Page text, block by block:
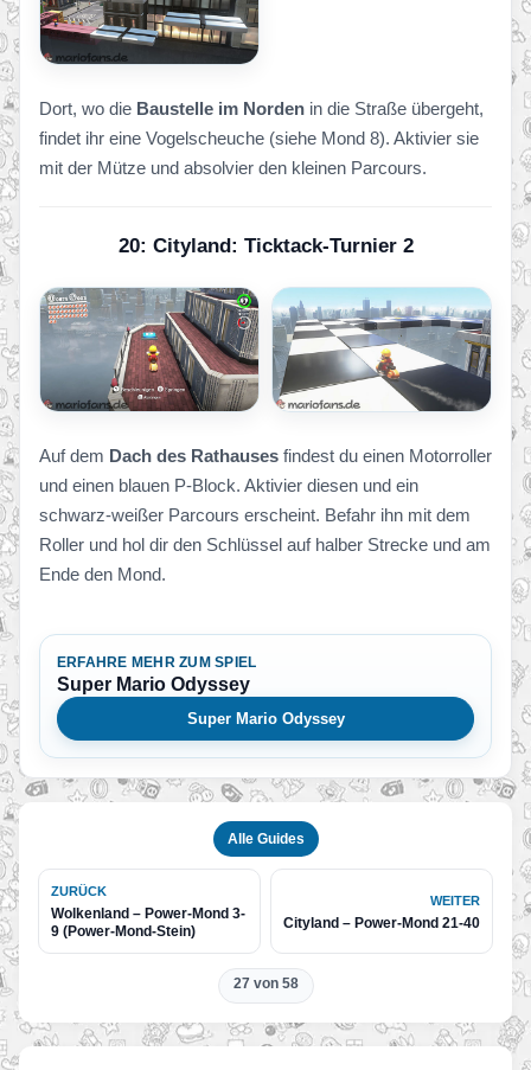
Dort, wo die Baustelle im Norden in die Straße übergeht,
findet ihr eine Vogelscheuche (siehe Mond 8). Aktivier sie
mit der Mütze und absolvier den kleinen Parcours.
20: Cityland: Ticktack-Turnier 2
Auf dem Dach des Rathauses findest du einen Motorroller
und einen blauen P-Block. Aktivier diesen und ein
schwarz-weißer Parcours erscheint. Befahr ihn mit dem
Roller und hol dir den Schlüssel auf halber Strecke und am
Ende den Mond.
ERFAHRE MEHR ZUM SPIEL
Super Mario Odyssey
Super Mario Odyssey
Alle Guides
ZURÜCK
Wolkenland – Power-Mond 3-
9 (Power-Mond-Stein)
WEITER
Cityland – Power-Mond 21-40
27 von 58